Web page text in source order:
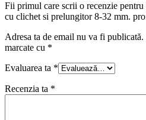
Fii primul care scrii o recenzie pentru
cu clichet si prelungitor 8-32 mm.
Adresa ta de email nu va fi publicată.
marcate cu *
Evaluarea ta *
Recenzia ta *